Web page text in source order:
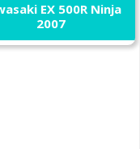
EX 500R Ninja
2007